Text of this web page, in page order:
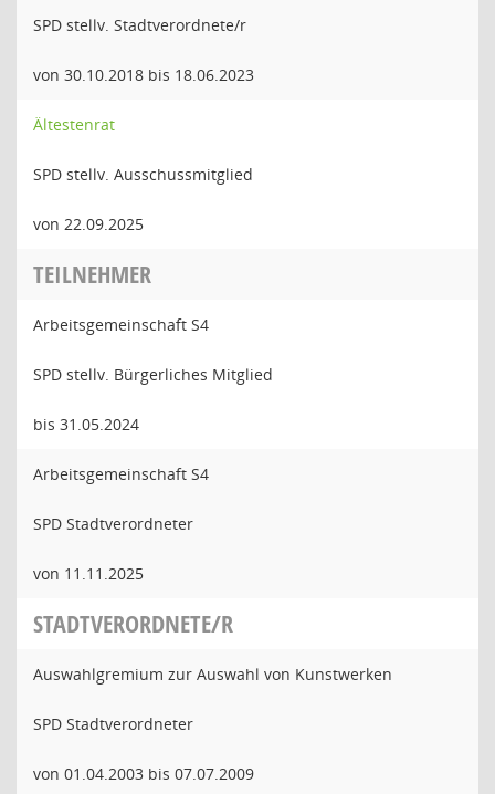
SPD stellv. Stadtverordnete/r
von 30.10.2018 bis 18.06.2023
Ältestenrat
SPD stellv. Ausschussmitglied
von 22.09.2025
TEILNEHMER
Arbeitsgemeinschaft S4
SPD stellv. Bürgerliches Mitglied
bis 31.05.2024
Arbeitsgemeinschaft S4
SPD Stadtverordneter
von 11.11.2025
STADTVERORDNETE/R
Auswahlgremium zur Auswahl von Kunstwerken
SPD Stadtverordneter
von 01.04.2003 bis 07.07.2009